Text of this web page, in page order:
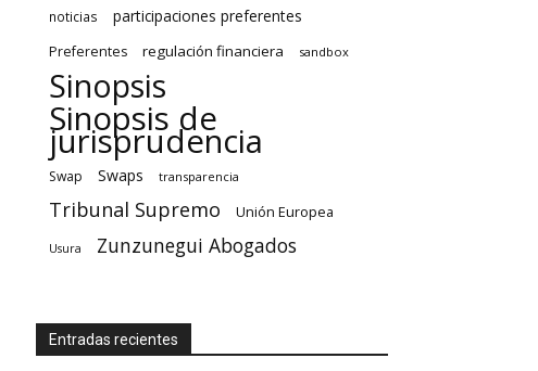
noticias participaciones preferentes
Preferentes regulación financiera sandbox
Sinopsis
Sinopsis de
jurisprudencia
Swap Swaps transparencia
Tribunal Supremo Unión Europea
Usura Zunzunegui Abogados
Entradas recientes